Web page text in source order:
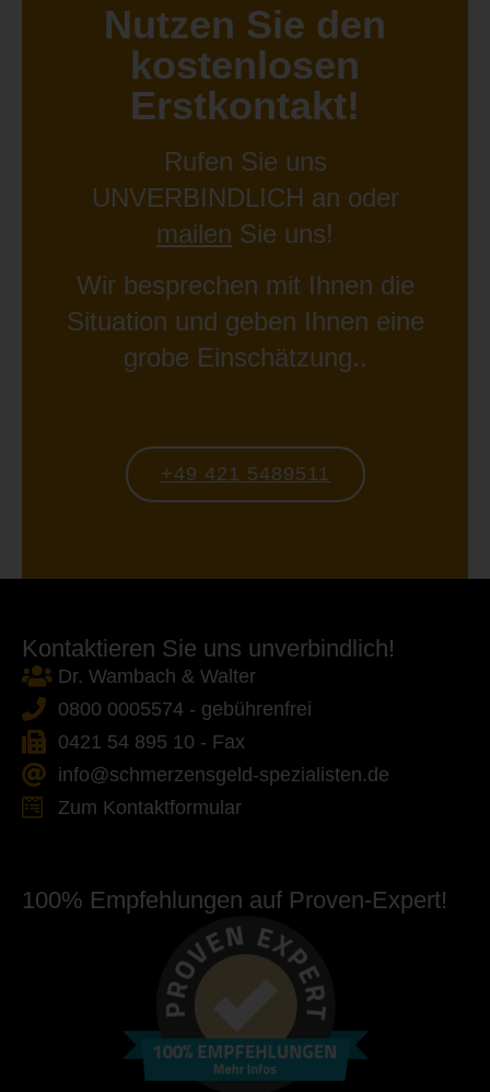
Nutzen Sie den
kostenlosen
Erstkontakt!
Rufen Sie uns
UNVERBINDLICH an oder
mailen Sie uns!
Wir besprechen mit Ihnen die
Situation und geben Ihnen eine
grobe Einschätzung..
+49 421 5489511
Kontaktieren Sie uns unverbindlich!
Dr. Wambach & Walter
0800 0005574 - gebührenfrei
0421 54 895 10 - Fax
info@schmerzensgeld-spezialisten.de
Zum Kontaktformular
100% Empfehlungen auf Proven-Expert!